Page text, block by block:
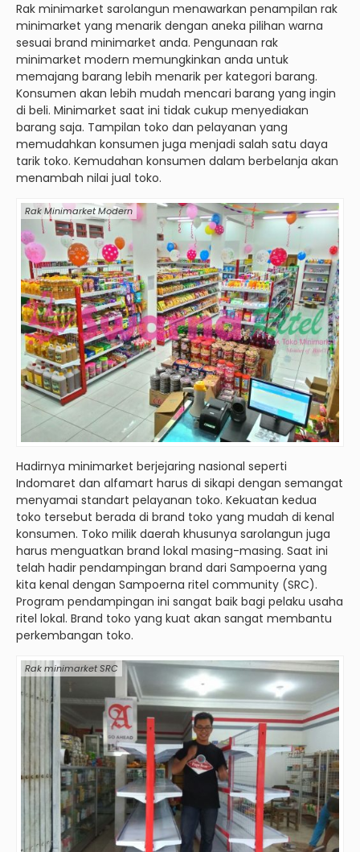
Rak minimarket sarolangun menawarkan penampilan rak
minimarket yang menarik dengan aneka pilihan warna
sesuai brand minimarket anda. Pengunaan rak
minimarket modern memungkinkan anda untuk
memajang barang lebih menarik per kategori barang.
Konsumen akan lebih mudah mencari barang yang ingin
di beli. Minimarket saat ini tidak cukup menyediakan
barang saja. Tampilan toko dan pelayanan yang
memudahkan konsumen juga menjadi salah satu daya
tarik toko. Kemudahan konsumen dalam berbelanja akan
menambah nilai jual toko.
Rak Minimarket Modern
Hadirnya minimarket berjejaring nasional seperti
Indomaret dan alfamart harus di sikapi dengan semangat
menyamai standart pelayanan toko. Kekuatan kedua
toko tersebut berada di brand toko yang mudah di kenal
konsumen. Toko milik daerah khusunya sarolangun juga
harus menguatkan brand lokal masing-masing. Saat ini
telah hadir pendampingan brand dari Sampoerna yang
kita kenal dengan Sampoerna ritel community (SRC).
Program pendampingan ini sangat baik bagi pelaku usaha
ritel lokal. Brand toko yang kuat akan sangat membantu
perkembangan toko.
Rak minimarket SRC